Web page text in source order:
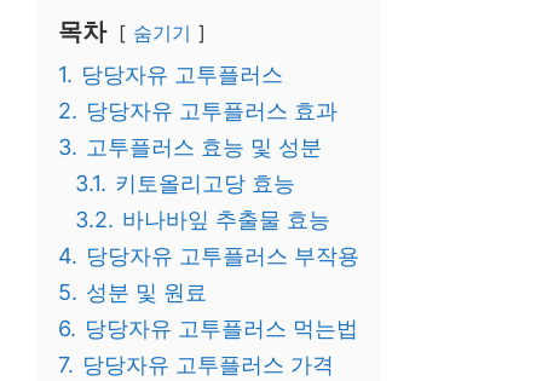
목차 숨기기
1. 당당자유 고투플러스
2. 당당자유 고투플러스 효과
3. 고투플러스 효능 및 성분
3.1. 키토올리고당 효능
3.2. 바나바잎 추출물 효능
4. 당당자유 고투플러스 부작용
5. 성분 및 원료
6. 당당자유 고투플러스 먹는법
7. 당당자유 고투플러스 가격